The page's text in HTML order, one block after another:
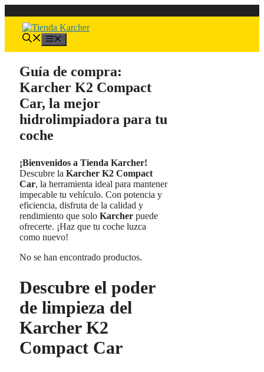
al
contenido
Guía de compra:
Karcher K2 Compact
Car, la mejor
hidrolimpiadora para tu
coche
¡Bienvenidos a Tienda Karcher!
Descubre la Karcher K2 Compact
Car, la herramienta ideal para mantener
impecable tu vehículo. Con potencia y
eficiencia, disfruta de la calidad y
rendimiento que solo Karcher puede
ofrecerte. ¡Haz que tu coche luzca
como nuevo!
No se han encontrado productos.
Descubre el poder
de limpieza del
Karcher K2
Compact Car